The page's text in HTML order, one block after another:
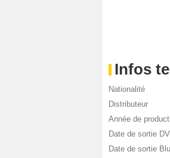
Infos
Nationalité
Distributeur
Année de
Date de sortie
Date de sortie